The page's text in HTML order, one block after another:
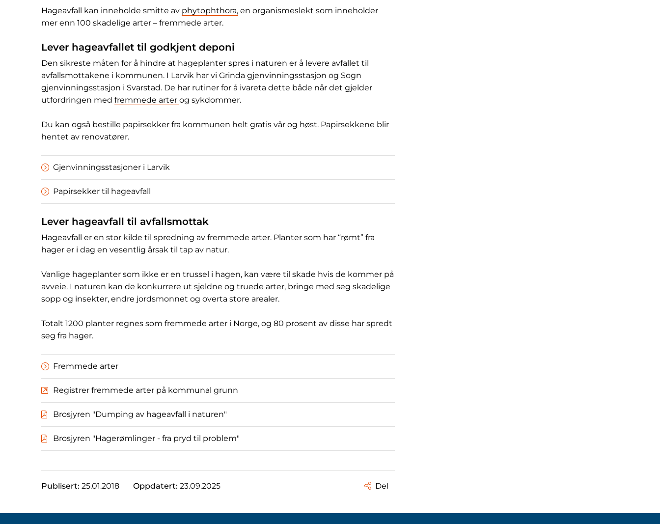
Hageavfall kan inneholde smitte av phytophthora, en organismeslekt som inneholder
mer enn 100 skadelige arter – fremmede arter.
Lever hageavfallet til godkjent deponi
Den sikreste måten for å hindre at hageplanter spres i naturen er å levere avfallet til
avfallsmottakene i kommunen. I Larvik har vi Grinda gjenvinningsstasjon og Sogn
gjenvinningsstasjon i Svarstad. De har rutiner for å ivareta dette både når det gjelder
utfordringen med fremmede arter og sykdommer.
Du kan også bestille papirsekker fra kommunen helt gratis vår og høst. Papirsekkene blir
hentet av renovatører.
Gjenvinningsstasjoner i Larvik
Papirsekker til hageavfall
Lever hageavfall til avfallsmottak
Hageavfall er en stor kilde til spredning av fremmede arter. Planter som har “rømt” fra
hager er i dag en vesentlig årsak til tap av natur.
Vanlige hageplanter som ikke er en trussel i hagen, kan være til skade hvis de kommer på
avveie. I naturen kan de konkurrere ut sjeldne og truede arter, bringe med seg skadelige
sopp og insekter, endre jordsmonnet og overta store arealer.
Totalt 1200 planter regnes som fremmede arter i Norge, og 80 prosent av disse har spredt
seg fra hager.
Fremmede arter
Registrer fremmede arter på kommunal grunn
Brosjyren "Dumping av hageavfall i naturen"
Brosjyren "Hagerømlinger - fra pryd til problem"
Publisert: 25.01.2018 Oppdatert: 23.09.2025 Del